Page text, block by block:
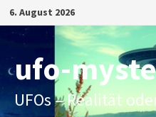
Zum
Inhalt
springen
6. August 2026
ufo-
UFOs – Realität